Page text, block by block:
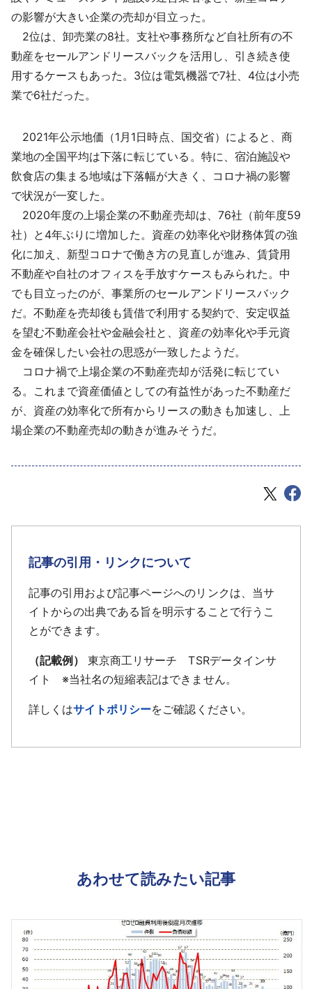
の影響が大きい企業の売却が目立った。
2位は、卸売業の8社。支社や事務所など自社所有の不
動産をセールアンドリースバックを活用し、引き続き使
用するケースもあった。3位は電気機器で7社、4位は小売
業で6社だった。
2021年公示地価（1月1日時点、国交省）によると、商
業地の全国平均は下落に転じている。特に、宿泊施設や
飲食店の集まる地域は下落幅が大きく、コロナ禍の影響
で状況が一変した。
2020年度の上場企業の不動産売却は、76社（前年度59
社）と4年ぶりに増加した。資産の効率化や財務体質の強
化に加え、新型コロナで働き方の見直しが進み、賃貸用
不動産や自社のオフィスを手放すケースもみられた。中
でも目立ったのが、事業所のセールアンドリースバック
だ。不動産を売却後も賃借で利用する契約で、安定収益
を望む不動産会社や金融会社と、資産の効率化や手元資
金を確保したい会社の思惑が一致したようだ。
コロナ禍で上場企業の不動産売却が活発に転じてい
る。これまで資産価値としての有益性があった不動産だ
が、資産の効率化で所有からリースの動きも加速し、上
場企業の不動産売却の動きが進みそうだ。
記事の引用・リンクについて
記事の引用および記事ページへのリンクは、当サ
イトからの出典である旨を明示することで行うこ
とができます。
（記載例）
東京商工リサーチ TSRデータインサ
イト ※当社名の短縮表記はできません。
詳しくはサイトポリシーをご確認ください。
あわせて読みたい記事